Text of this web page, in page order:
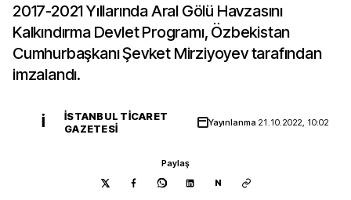
2017-2021 Yıllarında Aral Gölü Havzasını
Kalkındırma Devlet Programı, Özbekistan
Cumhurbaşkanı Şevket Mirziyoyev tarafından
imzalandı.
İ
İSTANBUL TICARET
GAZETESI
Yayınlanma 21.10.2022, 10:02
Paylaş
N